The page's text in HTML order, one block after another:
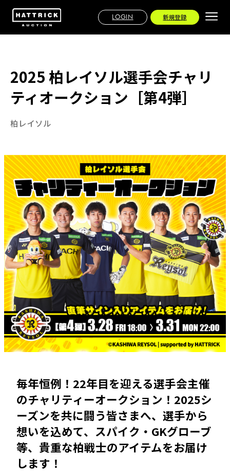
LOGIN 新規登録
2025 柏レイソル選手会チャリ
ティオークション［第4弾］
柏レイソル
毎年恒例！22年目を迎える選手会主催
のチャリティーオークション！2025シ
ーズンを共に闘う皆さまへ、選手から
想いを込めて、スパイク・GKグローブ
等、貴重な柏戦士のアイテムをお届け
します！